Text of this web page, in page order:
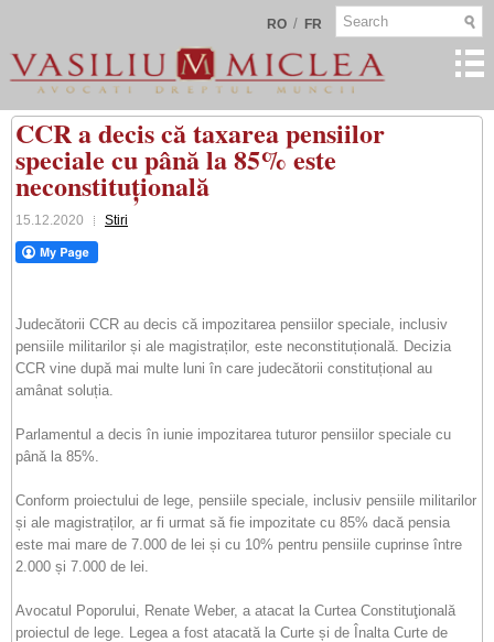
RO / FR
CCR a decis că taxarea pensiilor
speciale cu până la 85% este
neconstituțională
15.12.2020 Stiri
Judecătorii CCR au decis că impozitarea pensiilor speciale, inclusiv
pensiile militarilor și ale magistraților, este neconstituțională. Decizia
CCR vine după mai multe luni în care judecătorii constituțional au
amânat soluția.
Parlamentul a decis în iunie impozitarea tuturor pensiilor speciale cu
până la 85%.
Conform proiectului de lege, pensiile speciale, inclusiv pensiile militarilor
și ale magistraților, ar fi urmat să fie impozitate cu 85% dacă pensia
este mai mare de 7.000 de lei și cu 10% pentru pensiile cuprinse între
2.000 și 7.000 de lei.
Avocatul Poporului, Renate Weber, a atacat la Curtea Constituţională
proiectul de lege. Legea a fost atacată la Curte și de Înalta Curte de